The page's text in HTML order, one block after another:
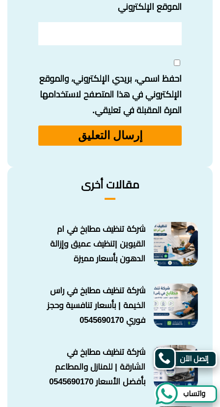
الموقع الإلكتروني
احفظ اسمي، بريدي الإلكتروني، والموقع
الإلكتروني في هذا المتصفح لاستخدامها
المرة المقبلة في تعليقي.
مقالات أخرى
شركة تنظيف مطابخ في ام
القيوين |تنظيف عميق وإزالة
الدهون بأسعار مميزة
شركة تنظيف مطابخ في راس
الخيمة | بأسعار تنافسية وحجز
فوري 0545690170
شركة تنظيف مطابخ في
الشارقة | للمنازل والمطاعم
بأفضل الأسعار 0545690170
إتصل الآن
واتساب